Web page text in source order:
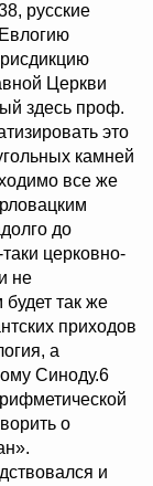
русские
Церкви
здесь проф.
это
камней
все же
до
церковно-
не
так же
приходов
а
Синоду.6
о
и